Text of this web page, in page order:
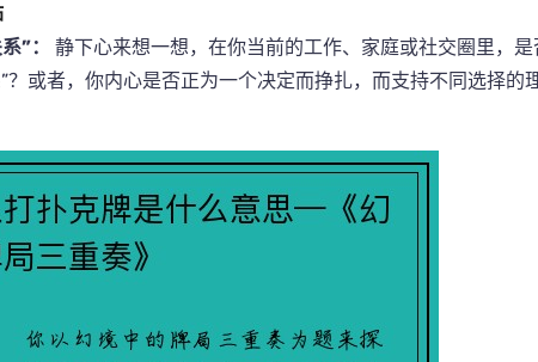
”：
静下心来想一想，在你当前的工作、家庭或社交圈里，
？或者，你内心是否正为一个决定而挣扎，而支持不同选择的